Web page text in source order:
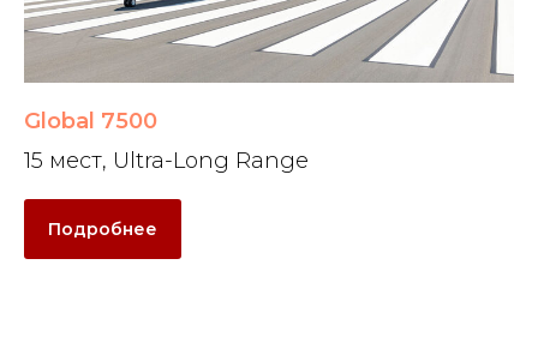
Global 7500
15 мест, Ultra-Long Range
Подробнее